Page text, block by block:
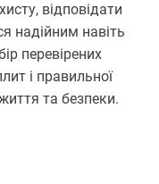
відповідати
надійним навіть
перевірених
і правильної
та безпеки.